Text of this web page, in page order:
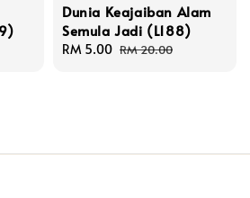
Dunia Keajaiban Alam
Semula Jadi (L188)
Sale
RM 5.00 Regular
RM 20.00